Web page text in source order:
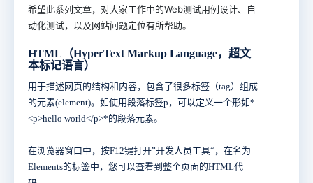
希望此系列文章，对大家工作中的Web测试用例设计、自
动化测试，以及网站问题定位有所帮助。
HTML（HyperText Markup Language，超文
本标记语言）
用于描述网页的结构和内容，包含了很多标签（tag）组成
的元素(element)。如使用段落标签p，可以定义一个形如*
<p>hello world</p>*的段落元素。
在浏览器窗口中，按F12键打开”开发人员工具“，在名为
Elements的标签中，您可以查看到整个页面的HTML代